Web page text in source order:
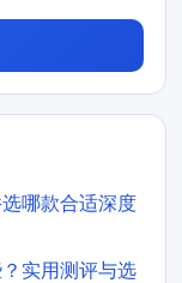
哪款合适深度
实用测评与选